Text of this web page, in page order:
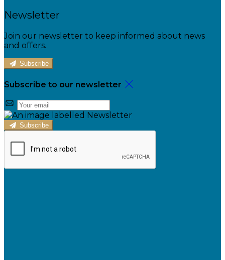
Newsletter
Join our newsletter to keep informed about news
and offers.
Subscribe
Subscribe to our newsletter
Subscribe